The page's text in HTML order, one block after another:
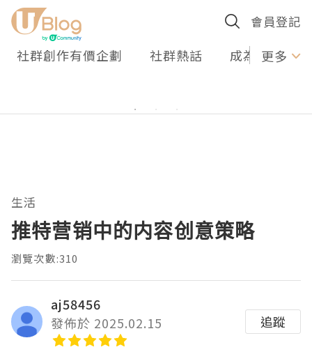
會員登記
社群創作有價企劃 社群熱話 成為U更多
生活
推特营销中的内容创意策略
瀏覽次數:310
aj58456
發佈於 2025.02.15
追蹤